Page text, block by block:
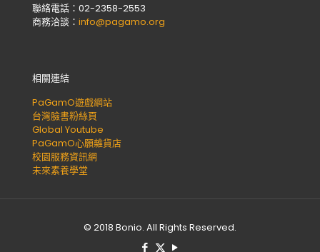
聯絡電話：02-2358-2553
商務洽談： info@pagamo.org
相關連結
PaGamO遊戲網站
台灣臉書粉絲頁
Global Youtube
PaGamO心願雜貨店
校園服務資訊網
未來素養學堂
© 2018 Bonio. All Rights Reserved.